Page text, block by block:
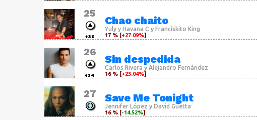
25
+36
Chao chaito
Yuly y Havana C y Franciskito King
17 % [+27.09%]
26
+34
Sin despedida
Carlos Rivera yAlejandro Fernández
16 % [+23.04%]
27 Save Me Tonight
Jennifer López y David Guetta
16 % [-14.52%]